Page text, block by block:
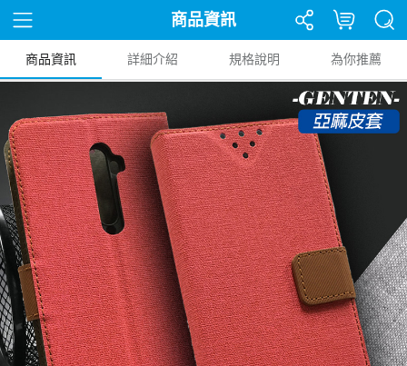
商品資訊
商品資訊 詳細介紹 規格說明 為你推薦